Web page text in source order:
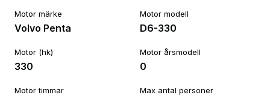
Motor märke
Volvo Penta
Motor modell
D6-330
Motor (hk)
330
Motor årsmodell
0
Motor timmar Max antal personer